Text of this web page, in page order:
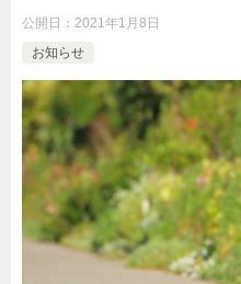
公開日： 2021年1月8日
お知らせ